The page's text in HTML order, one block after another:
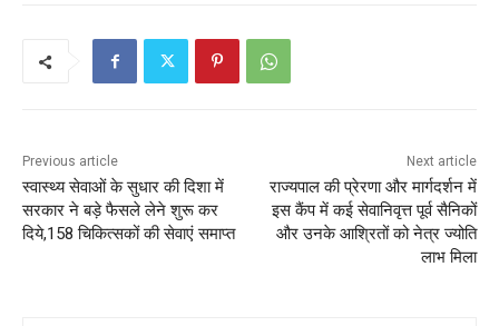
Previous article
स्वास्थ्य सेवाओं के सुधार की दिशा में
सरकार ने बड़े फैसले लेने शुरू कर
दिये,158 चिकित्सकों की सेवाएं समाप्त
Next article
राज्यपाल की प्रेरणा और मार्गदर्शन में
इस कैंप में कई सेवानिवृत्त पूर्व सैनिकों
और उनके आश्रितों को नेत्र ज्योति
लाभ मिला